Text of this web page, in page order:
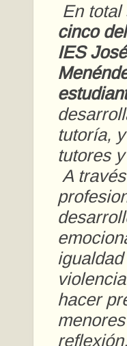
En
cinco
IES
tutoría,
tutores
A
hacer